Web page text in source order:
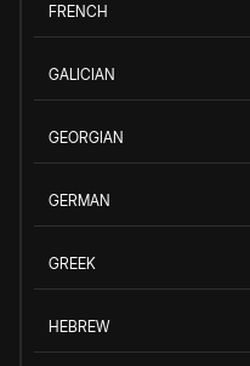
FRENCH
GALICIAN
GEORGIAN
GERMAN
GREEK
HEBREW